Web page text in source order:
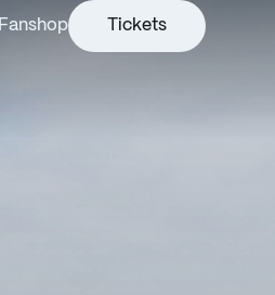
Fanshop Tickets